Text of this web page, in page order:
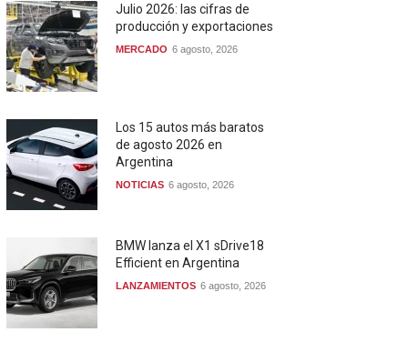
Julio 2026: las cifras de
producción y exportaciones
MERCADO 6 agosto, 2026
Los 15 autos más baratos
de agosto 2026 en
Argentina
NOTICIAS 6 agosto, 2026
BMW lanza el X1 sDrive18
Efficient en Argentina
LANZAMIENTOS 6 agosto, 2026